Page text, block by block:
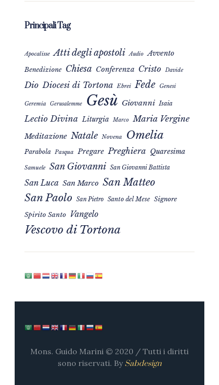
Principali Tag
Apocalisse Atti degli apostoli Audio Avvento
Benedizione Chiesa Conferenza Cristo Davide
Dio Diocesi di Tortona Ebrei Fede Genesi
Geremia Gerusalemme Gesù Giovanni Isaia
Lectio Divina Liturgia Marco Maria Vergine
Meditazione Natale Novena Omelia
Parabola Pasqua Pregare Preghiera Quaresima
Samuele San Giovanni San Giovanni Battista
San Luca San Marco San Matteo
San Paolo San Pietro Santo del Mese Signore
Spirito Santo Vangelo
Vescovo di Tortona
Mons. Guido Marini © 2020 / Tutti i diritti
sono riservati. By Sabdesign